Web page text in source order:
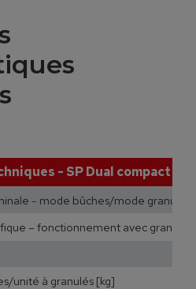
- SP Dual compact
- mode bûches/mode granulés
– fonctionnement avec granulés
unité à granulés [kg]